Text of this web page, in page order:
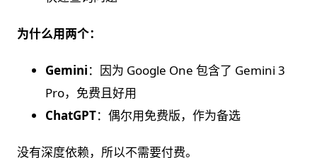
为什么用两个：
Gemini：因为 Google One 包含了 Gemini 3
Pro，免费且好用
ChatGPT：偶尔用免费版，作为备选
没有深度依赖，所以不需要付费。